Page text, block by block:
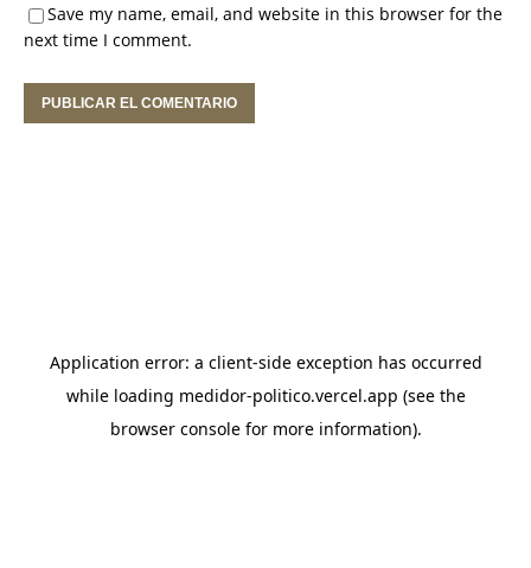
Save my name, email, and website in this browser for the
next time I comment.